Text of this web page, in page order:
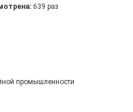
639 раз
промышленности